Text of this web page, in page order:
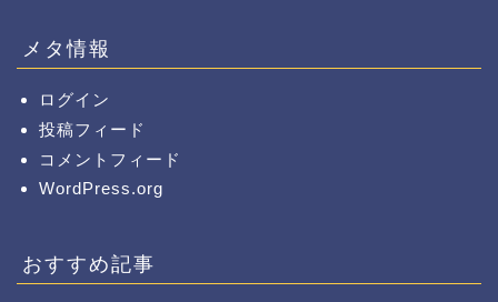
メタ情報
ログイン
投稿フィード
コメントフィード
WordPress.org
おすすめ記事